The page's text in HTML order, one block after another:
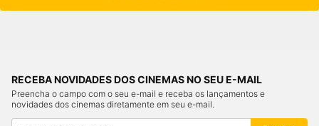
RECEBA NOVIDADES DOS CINEMAS NO SEU E-MAIL
Preencha o campo com o seu e-mail e receba os lançamentos e
novidades dos cinemas diretamente em seu e-mail.